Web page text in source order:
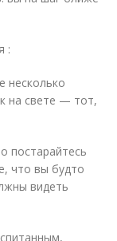
:
несколько
на свете — тот,
постарайтесь
что вы будто
видеть